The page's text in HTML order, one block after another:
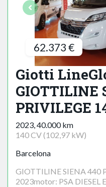
62.373 €
Giotti
GIOTTILINE
PRIVILEGE
2023, 40.000 km
140 CV (102,97 kW)
Barcelona
GIOTTILINE SIENA 440
2023motor: PSA DIESEL